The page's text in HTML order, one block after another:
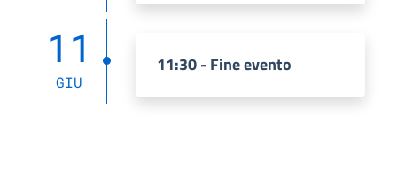
11
GIU
11:30 - Fine evento